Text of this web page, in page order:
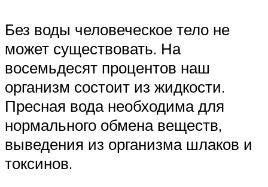
Без воды человеческое тело не
может существовать. На
восемьдесят процентов наш
организм состоит из жидкости.
Пресная вода необходима для
нормального обмена веществ,
выведения из организма шлаков и
токсинов.